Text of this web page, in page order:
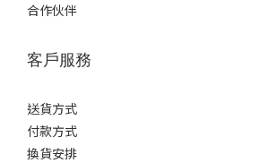
合作伙伴
客戶服務
送貨方式
付款方式
換貨安排